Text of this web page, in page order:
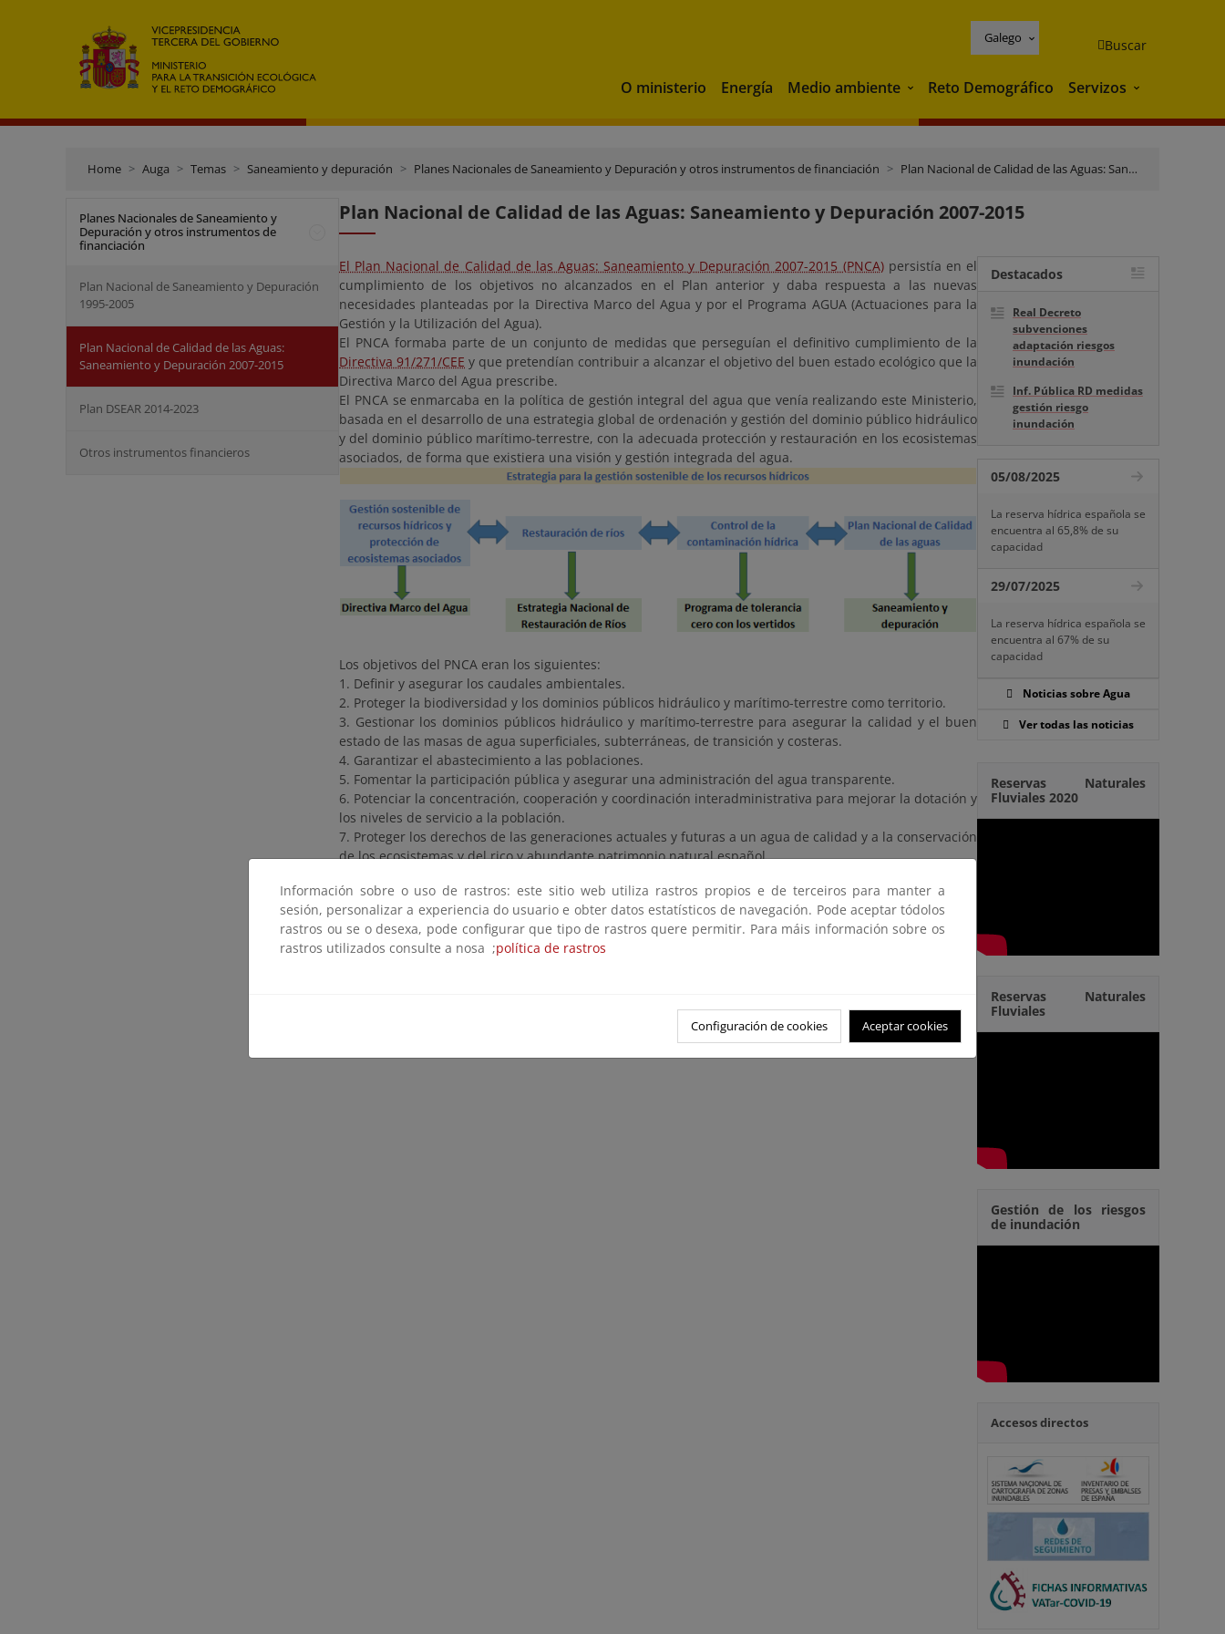
Galego Buscar
O ministerio Energía Medio ambiente Medio ambiente
Reto Demográfico Servizos Servizos
Home Auga Temas Saneamiento y depuración Planes Nacionales de Saneamiento y Depuración y otros instrumentos de financiación Plan Nacional de Calidad de las Aguas: Saneamiento y Depuración 2007-2015
Planes Nacionales de Saneamiento y
Depuración y otros instrumentos de
financiación
Plan Nacional de Saneamiento y Depuración
1995-2005
Plan Nacional de Calidad de las Aguas:
Saneamiento y Depuración 2007-2015
Plan DSEAR 2014-2023
Otros instrumentos financieros
Plan Nacional de Calidad de las Aguas: Saneamiento y Depuración 2007-2015
El Plan Nacional de Calidad de las Aguas: Saneamiento y Depuración 2007-2015 (PNCA)persistía en el
cumplimiento de los objetivos no alcanzados en el Plan anterior y daba respuesta a las nuevas
necesidades planteadas por la Directiva Marco del Agua y por el Programa AGUA (Actuaciones para la
Gestión y la Utilización del Agua).
El PNCA formaba parte de un conjunto de medidas que perseguían el definitivo cumplimiento de la
Directiva 91/271/CEE y que pretendían contribuir a alcanzar el objetivo del buen estado ecológico que la
Directiva Marco del Agua prescribe.
El PNCA se enmarcaba en la política de gestión integral del agua que venía realizando este Ministerio,
basada en el desarrollo de una estrategia global de ordenación y gestión del dominio público hidráulico
y del dominio público marítimo-terrestre, con la adecuada protección y restauración en los ecosistemas
asociados, de forma que existiera una visión y gestión integrada del agua.
Los objetivos del PNCA eran los siguientes:
1. Definir y asegurar los caudales ambientales.
2. Proteger la biodiversidad y los dominios públicos hidráulico y marítimo-terrestre como territorio.
3. Gestionar los dominios públicos hidráulico y marítimo-terrestre para asegurar la calidad y el buen
estado de las masas de agua superficiales, subterráneas, de transición y costeras.
4. Garantizar el abastecimiento a las poblaciones.
5. Fomentar la participación pública y asegurar una administración del agua transparente.
6. Potenciar la concentración, cooperación y coordinación interadministrativa para mejorar la dotación y
los niveles de servicio a la población.
7. Proteger los derechos de las generaciones actuales y futuras a un agua de calidad y a la conservación
de los ecosistemas y del rico y abundante patrimonio natural español.
Destacados
Real Decreto
subvenciones
adaptación riesgos
inundación
Inf. Pública RD medidas
gestión riesgo
inundación
05/08/2025
La reserva hídrica española se
encuentra al 65,8% de su
capacidad
29/07/2025
La reserva hídrica española se
encuentra al 67% de su
capacidad
Noticias sobre Agua
Ver todas las noticias
Reservas Naturales
Fluviales 2020
Reservas Naturales
Fluviales
Gestión de los riesgos
de inundación
Accesos directos
Información sobre o uso de rastros: este sitio web utiliza rastros propios e de terceiros para manter a
sesión, personalizar a experiencia do usuario e obter datos estatísticos de navegación. Pode aceptar tódolos
rastros ou se o desexa, pode configurar que tipo de rastros quere permitir. Para máis información sobre os
rastros utilizados consulte a nosa ;política de rastros
Configuración de cookies Aceptar cookies